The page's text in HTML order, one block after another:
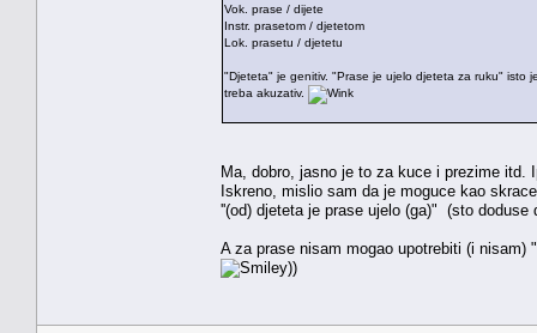
Vok. prase / dijete
Instr. prasetom / djetetom
Lok. prasetu / djetetu
"Djeteta" je genitiv. "Prase je ujelo djeteta za ruku" isto
treba akuzativ.
Ma, dobro, jasno je to za kuce i prezime itd.
Iskreno, mislio sam da je moguce kao
''(od) djeteta je prase ujelo (ga)" (sto
A za prase nisam mogao upotrebiti (i
))